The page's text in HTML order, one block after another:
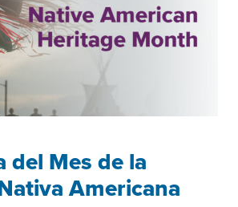
del Mes de la
Americana